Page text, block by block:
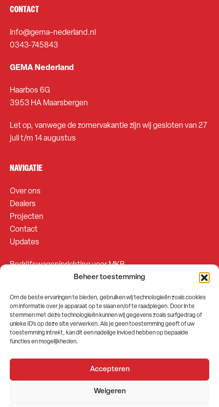
Beheer toestemming
Om de beste ervaringen te bieden, gebruiken wij technologieën zoals cookies
om informatie over je apparaat op te slaan en/of te raadplegen. Door in te
stemmen met deze technologieën kunnen wij gegevens zoals surfgedrag of
unieke ID's op deze site verwerken. Als je geen toestemming geeft of uw
toestemming intrekt, kan dit een nadelige invloed hebben op bepaalde
functies en mogelijkheden.
Accepteren
Weigeren
CONTACT
info@gema-nederland.nl
0343-745843
GEMA Nederland
Haarbos 6G
3953 HA Maarsbergen
Let op, vanwege de zomervakantie zijn wij gesloten van 27
juli t/m 14 augustus
NAVIGATIE
Over ons
Dealers
Projecten
Contact
Updates
Bedrijfswageninrichting voor MKB
Bedrijfswageninrichting voor Fleetsales
SOCIALS